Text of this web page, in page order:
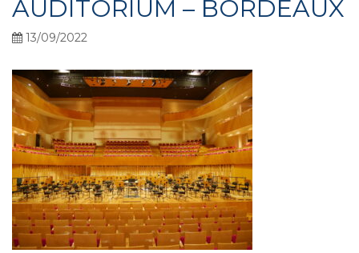
AUDITORIUM – BORDEAUX
13/09/2022